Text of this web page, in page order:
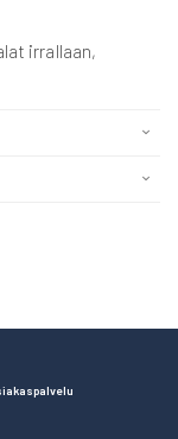
irrallaan,